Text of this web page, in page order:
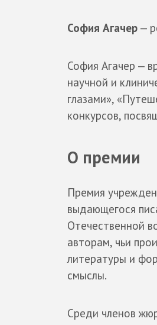
София Агачер —
София Агачер —
научной и
глазами»,
конкурсов,
О премии
Премия
выдающегося
Отечественной
авторам, чьи
литературы и
смыслы.
Среди членов